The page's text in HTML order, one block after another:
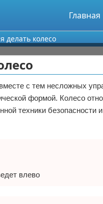
Главная
делать колесо
с тем несложных
формой. Колесо
техники безопасности
влево